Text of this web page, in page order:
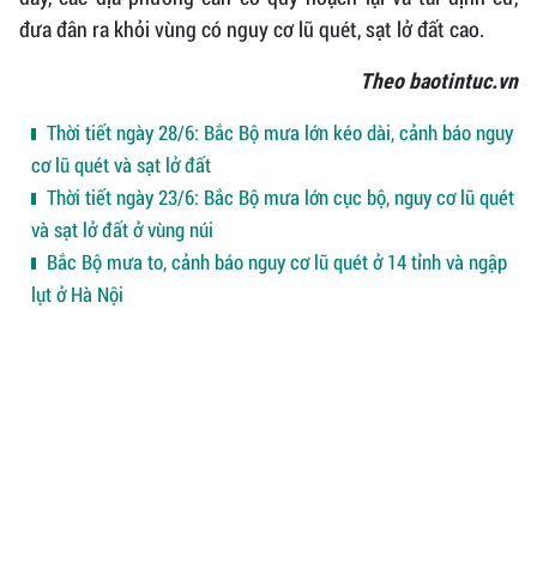
đưa đân ra khỏi vùng có nguy cơ lũ quét, sạt lở đất cao.
Theo baotintuc.vn
Thời tiết ngày 28/6: Bắc Bộ mưa lớn kéo dài, cảnh báo nguy
cơ lũ quét và sạt lở đất
Thời tiết ngày 23/6: Bắc Bộ mưa lớn cục bộ, nguy cơ lũ quét
và sạt lở đất ở vùng núi
Bắc Bộ mưa to, cảnh báo nguy cơ lũ quét ở 14 tỉnh và ngập
lụt ở Hà Nội